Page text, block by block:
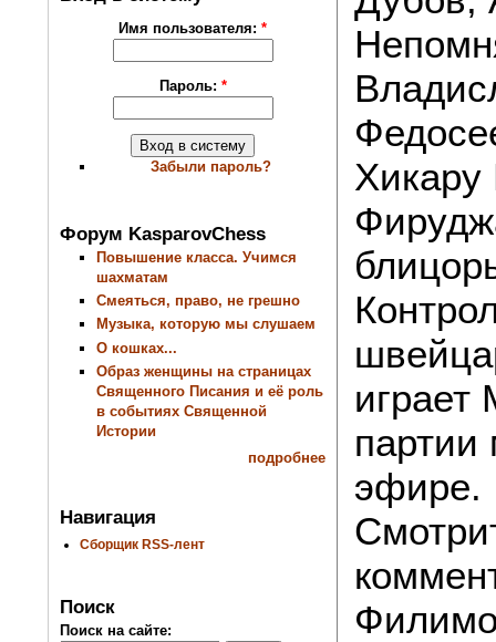
Имя пользователя:*
Пароль: *
Забыли пароль?
Форум KasparovChess
Повышение класса. Учимся
шахматам
Смеяться, право, не грешно
Музыка, которую мы слушаем
О кошках...
Образ женщины на страницах
Священного Писания и её роль
в событиях Священной
Истории
подробнее
Навигация
Сборщик RSS-лент
Поиск
Поиск на сайте:
Хикару
играет
эфире.